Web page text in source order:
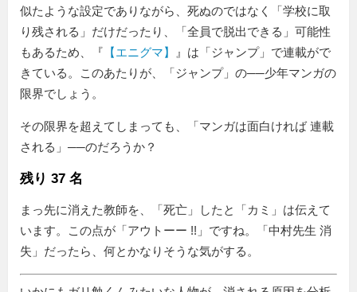
似たような設定でありながら、死ぬのではなく「学校に取
り残される」だけだったり、「全員で脱出できる」可能性
もあるため、『 【エニグマ】
』は「ジャンプ」で連載がで
きている。このあたりが、「ジャンプ」の──少年マンガの
限界でしょう。
その限界を超えてしまっても、
マンガは面白ければ 連載
される
──のだろうか？
残り 37 名
まっ先に消えた教師を、 死亡
したと「カミ」は伝えて
います。この点が「アウトーー !!」ですね。「中村先生 消
失」だったら、何とかなりそうな気がする。